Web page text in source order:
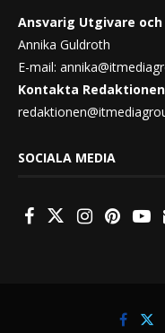
Ansvarig Utgivare och
Annika Guldroth
E-mail:
Kontakta Redaktionen
SOCIALA MEDIA